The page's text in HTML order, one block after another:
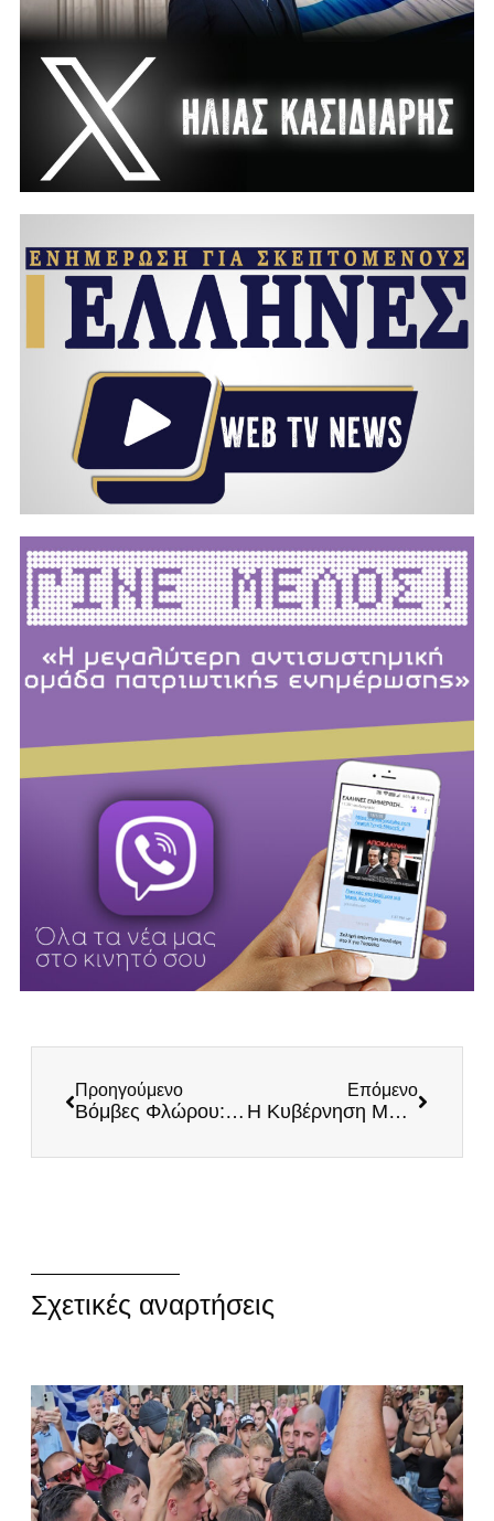
Προηγούμενο
Bόμβες Φλώρου: Βάφτισαν έγγραφα της δικογραφίας των Τεμπών ως “συμπληρωματικά” και τα έστειλαν στα αζήτητα
Επόμενο
Η Κυβέρνηση Μητσοτάκη αρνείται να εφαρμόσει τις Ευρωπαϊκές Οδηγίες για τη Μείωση του ΦΠΑ
Σχετικές αναρτήσεις